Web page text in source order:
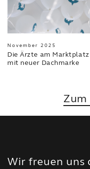
November 2025
Die Ärzte am Marktplatz
mit neuer Dachmarke
Zum
Wir freuen uns